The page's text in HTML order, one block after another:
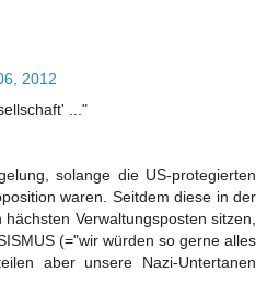
2012
..."
solange die US-protegierten
waren. Seitdem diese in der
Verwaltungsposten sitzen,
(="wir würden so gerne alles
aber unsere Nazi-Untertanen